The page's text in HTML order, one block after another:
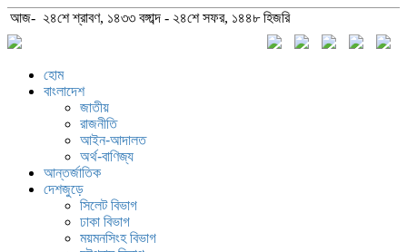
আজ- ২৪শে শ্রাবণ, ১৪৩৩ বঙ্গাব্দ - ২৪শে সফর, ১৪৪৮ হিজরি
হোম
বাংলাদেশ
জাতীয়
রাজনীতি
আইন-আদালত
অর্থ-বাণিজ্য
আন্তর্জাতিক
দেশজুড়ে
সিলেট বিভাগ
ঢাকা বিভাগ
ময়মনসিংহ বিভাগ